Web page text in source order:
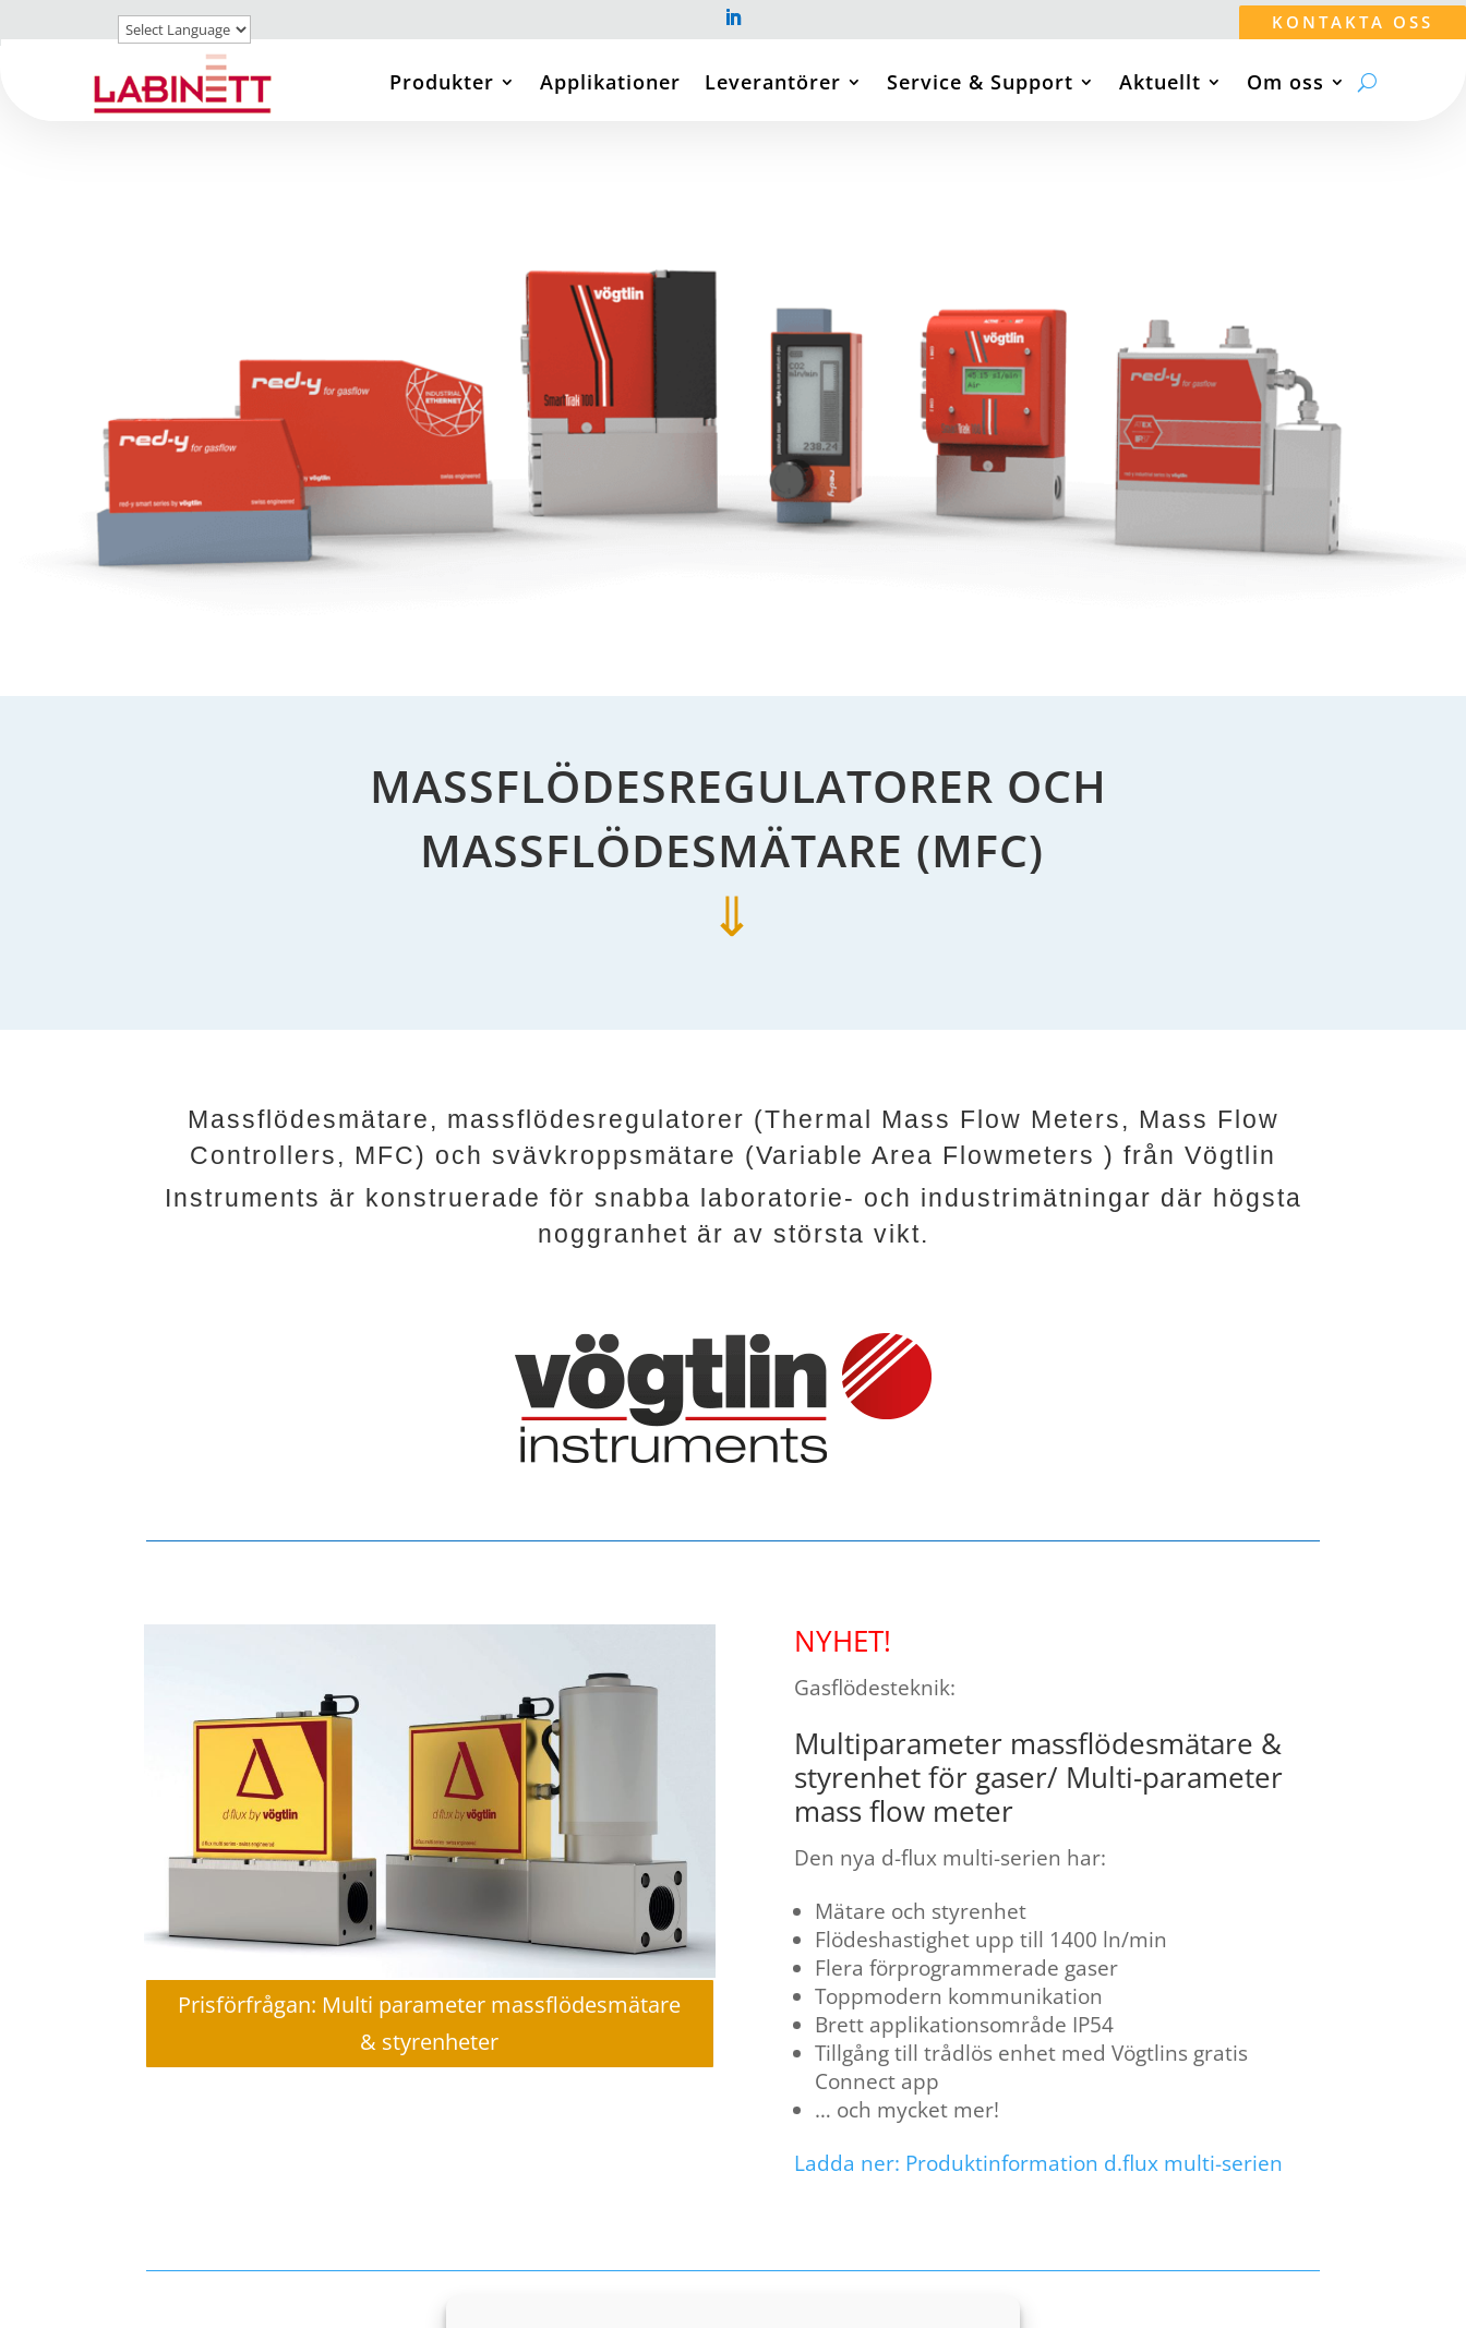
KONTAKTA OSS
Produkter Applikationer Leverantörer Service & Support Aktuellt Om oss
MASSFLÖDESREGULATORER OCH
MASSFLÖDESMÄTARE (MFC)
⇓
Massflödesmätare, massflödesregulatorer (Thermal Mass Flow Meters, Mass Flow
Controllers, MFC) och svävkroppsmätare (Variable Area Flowmeters ) från Vögtlin
Instruments är konstruerade för snabba laboratorie- och industrimätningar där högsta
noggranhet är av största vikt.
Prisförfrågan: Multi parameter massflödesmätare
& styrenheter
NYHET!
Gasflödesteknik:
Multiparameter massflödesmätare &
styrenhet för gaser/ Multi-parameter
mass flow meter
Den nya d-flux multi-serien har:
Mätare och styrenhet
Flödeshastighet upp till 1400 ln/min
Flera förprogrammerade gaser
Toppmodern kommunikation
Brett applikationsområde IP54
Tillgång till trådlös enhet med Vögtlins gratis
Connect app
… och mycket mer!
Ladda ner: Produktinformation d.flux multi-serien